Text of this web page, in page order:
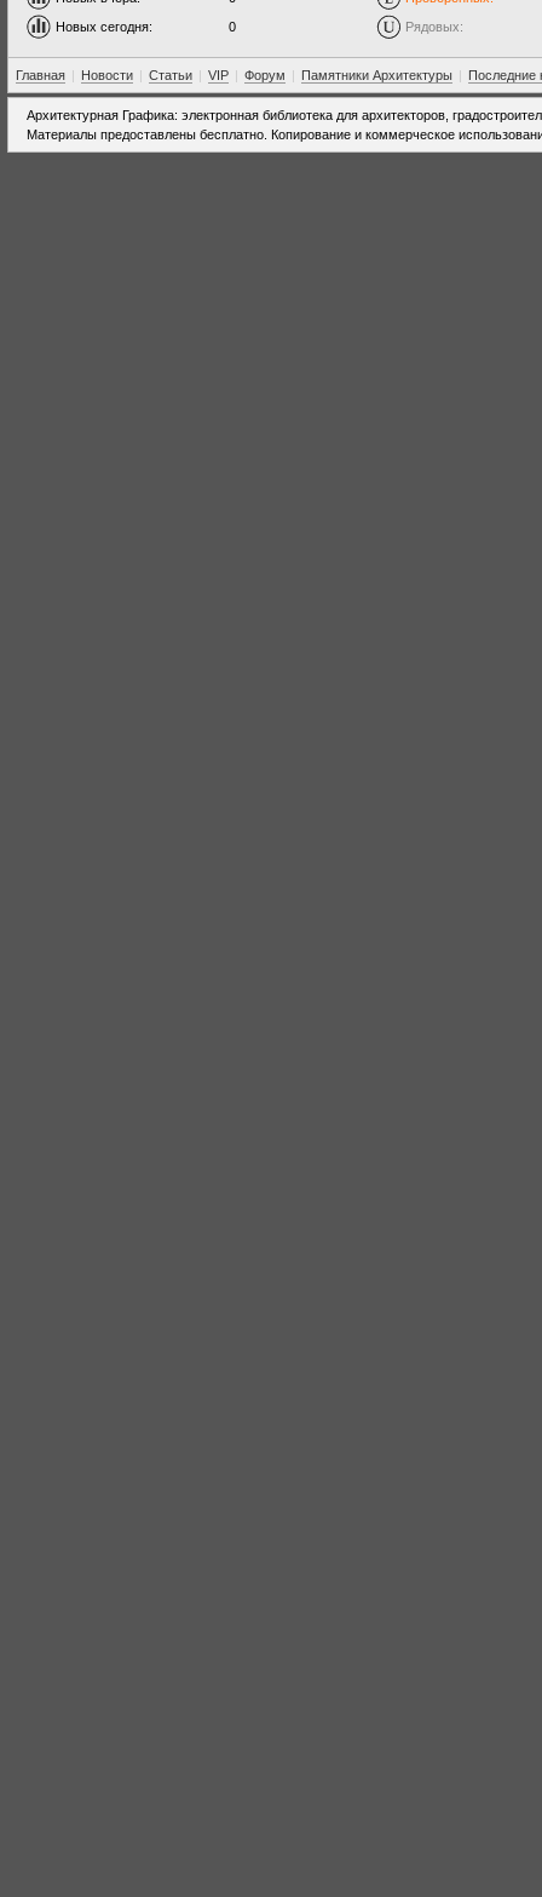
Новых сегодня:
0
Рядовых:
Главная | Новости | Статьи | VIP | Форум | Памятники Архитектуры | Последние
Архитектурная Графика: электронная библиотека для архитекторов,
Материалы предоставлены бесплатно. Копирование и коммерческое